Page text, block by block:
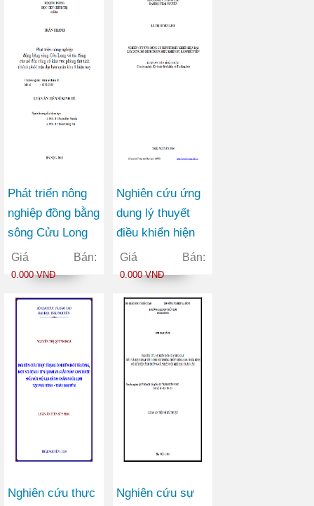
và thử nghiệm
mô hình can
thiệp
Phát triển nông
nghiệp đồng bằng
sông Cửu Long
và tác động của
nó đến củng cố
thủ tỉnh (thành
nay
Giá Bán:
0.000 VNĐ
Nghiên cứu ứng
dụng lý thuyết
điều khiển hiện
đại xây dựng mô
hình trong điều
Giá Bán:
0.000 VNĐ
Nghiên cứu thực
Nghiên cứu sự